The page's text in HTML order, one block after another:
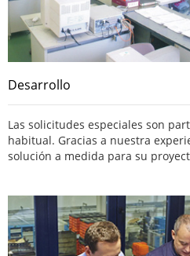
Desarrollo
Las solicitudes especiales son
habitual. Gracias a nuestra
solución a medida para su